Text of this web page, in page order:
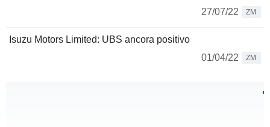
27/07/22
ZM
Isuzu Motors Limited: UBS ancora positivo
01/04/22
ZM